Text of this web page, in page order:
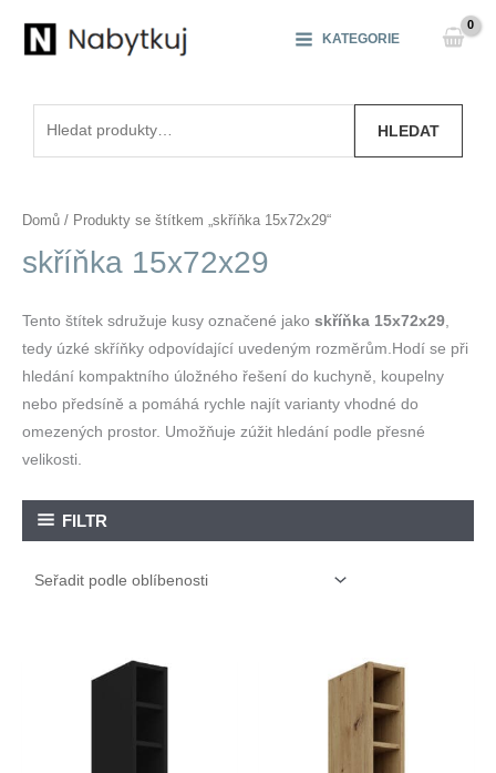
KATEGORIE
HLEDAT
Domů / Produkty se štítkem „skříňka 15x72x29“
skříňka 15x72x29
Tento štítek sdružuje kusy označené jako skříňka 15x72x29
tedy úzké skříňky odpovídající uvedeným rozměrům.Hodí se při
hledání kompaktního úložného řešení do kuchyně, koupelny
nebo předsíně a pomáhá rychle najít varianty vhodné do
omezených prostor. Umožňuje zúžit hledání podle přesné
velikosti.
FILTR